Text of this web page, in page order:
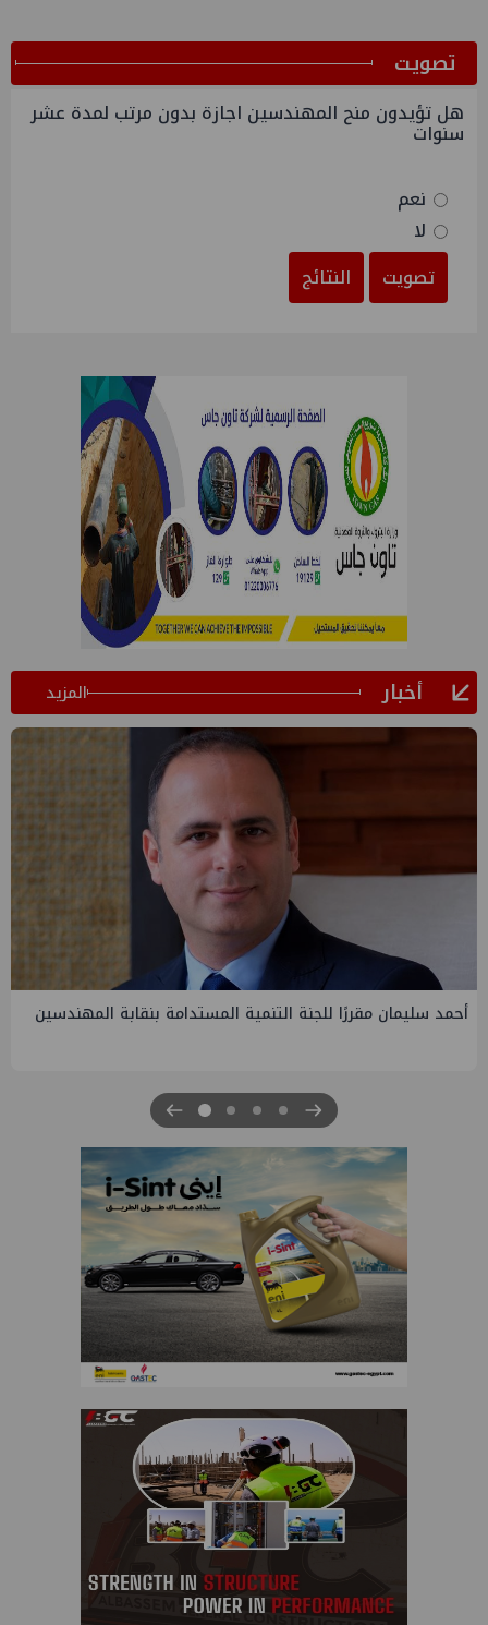
ﺗﺼﻮﻳﺖ
هل تؤيدون منح المهندسين اجازة بدون مرتب لمدة عشر
سنوات
نعم
لا
تصويت
النتائج
أخبار المزيد
PMS تنهي أعمال إنزال الخطوط البحرية الثلاث بمشروع المرحلة